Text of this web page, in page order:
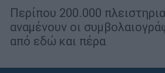
Περίπου 200.000
αναμένουν οι
από εδώ και πέρα